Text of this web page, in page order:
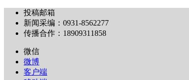
投稿邮箱
新闻采编：0931-8562277
传播合作：18909311858
微信
微博
客户端